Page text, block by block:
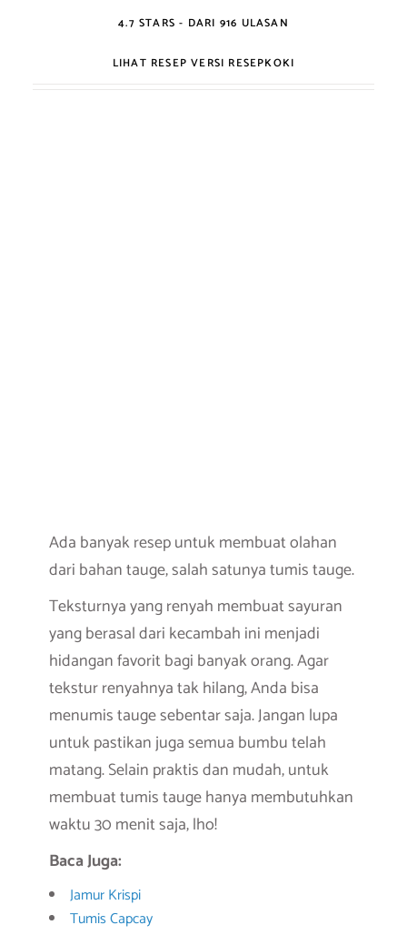
4.7 STARS - DARI 916 ULASAN
LIHAT RESEP VERSI RESEPKOKI
Ada banyak resep untuk membuat olahan
dari bahan tauge, salah satunya tumis tauge.
Teksturnya yang renyah membuat sayuran
yang berasal dari kecambah ini menjadi
hidangan favorit bagi banyak orang. Agar
tekstur renyahnya tak hilang, Anda bisa
menumis tauge sebentar saja. Jangan lupa
untuk pastikan juga semua bumbu telah
matang. Selain praktis dan mudah, untuk
membuat tumis tauge hanya membutuhkan
waktu 30 menit saja, lho!
Baca Juga:
Jamur Krispi
Tumis Capcay